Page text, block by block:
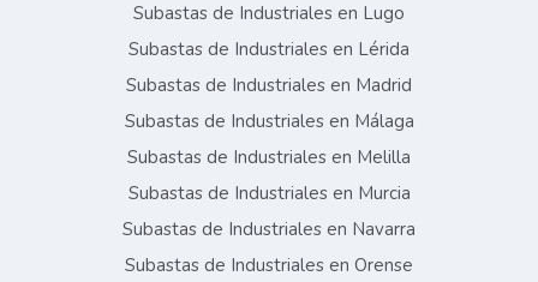
Subastas de Industriales en Lugo
Subastas de Industriales en Lérida
Subastas de Industriales en Madrid
Subastas de Industriales en Málaga
Subastas de Industriales en Melilla
Subastas de Industriales en Murcia
Subastas de Industriales en Navarra
Subastas de Industriales en Orense